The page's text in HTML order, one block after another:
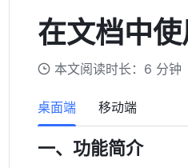
在文档中
本文阅读时长：6 分钟
桌面端 移动端
一、功能简介